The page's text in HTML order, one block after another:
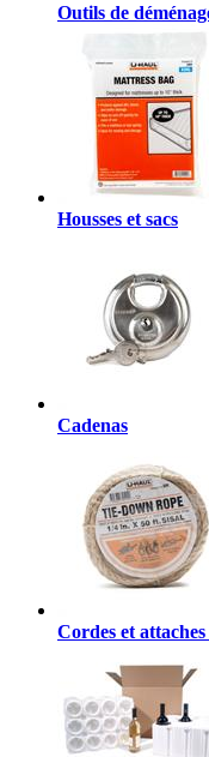
Outils de
Housses et sacs
Cadenas
Cordes et